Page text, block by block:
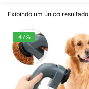
Exibindo um único resultado
-47%